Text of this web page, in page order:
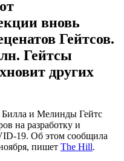
вновь
Гейтсов.
Гейтсы
других
и Мелинды Гейтс
на разработку и
19. Об этом сообщила
пишет The Hill.